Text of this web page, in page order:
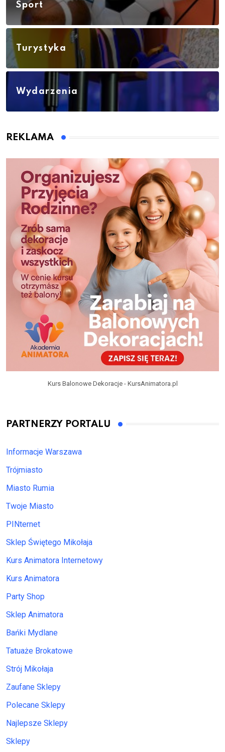
Sport
Turystyka
Wydarzenia
REKLAMA
Kurs Balonowe Dekoracje - KursAnimatora.pl
PARTNERZY PORTALU
Informacje Warszawa
Trójmiasto
Miasto Rumia
Twoje Miasto
PINternet
Sklep Świętego Mikołaja
Kurs Animatora Internetowy
Kurs Animatora
Party Shop
Sklep Animatora
Bańki Mydlane
Tatuaże Brokatowe
Strój Mikołaja
Zaufane Sklepy
Polecane Sklepy
Najlepsze Sklepy
Sklepy